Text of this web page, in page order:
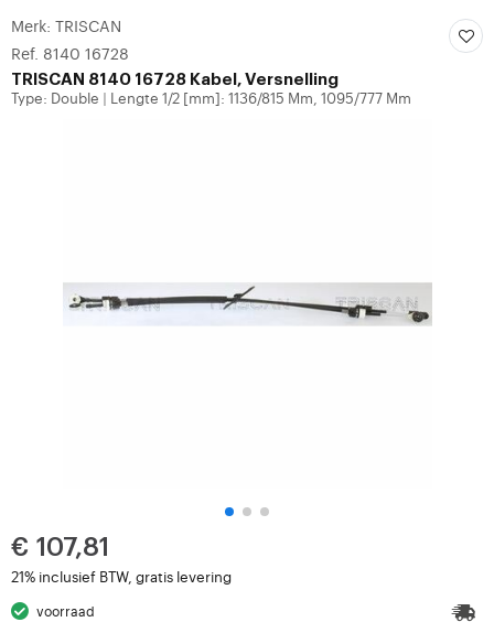
Merk: TRISCAN
Ref. 8140 16728
TRISCAN 8140 16728 Kabel, Versnelling
Type: Double Lengte 1/2 [mm]: 1136/815 Mm, 1095/777 Mm
€ 107,81
21% inclusief BTW, gratis levering
voorraad